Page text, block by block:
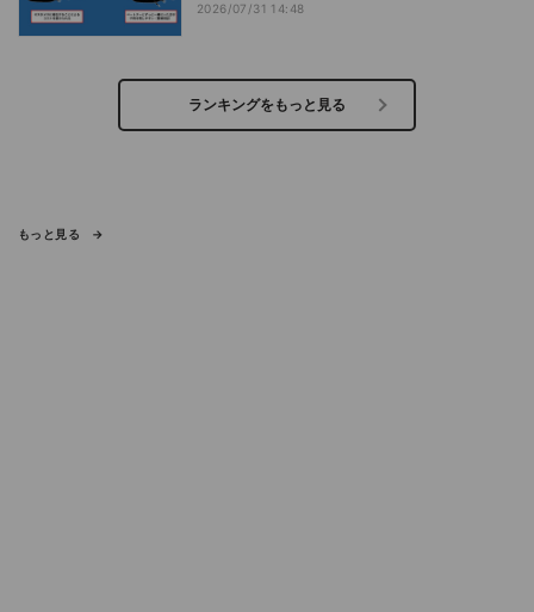
2026/07/31 14:48
ランキングをもっと見る
もっと見る